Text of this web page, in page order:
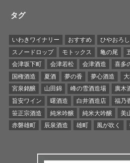
タグ
いわきワイナリー おすすめ ひやおろし
スノードロップ
モトックス 亀の尾
会津坂下町
会津若松 会津酒造 喜多
国権酒造
夏酒 夢の香 夢心酒造
宮泉銘醸
山田錦 峰の雪酒造場 廣木
旨安ワイン
曙酒造 白井酒造店 福乃
笹正宗酒造
純米吟醸 純米大吟醸 美
赤磐雄町
辰泉酒造 雄町 風が吹く